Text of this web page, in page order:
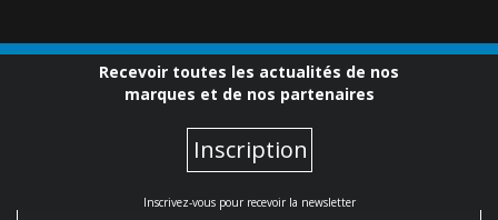
Recevoir toutes les actualités de nos
marques et de nos partenaires
Inscription
Inscrivez-vous pour recevoir la newsletter